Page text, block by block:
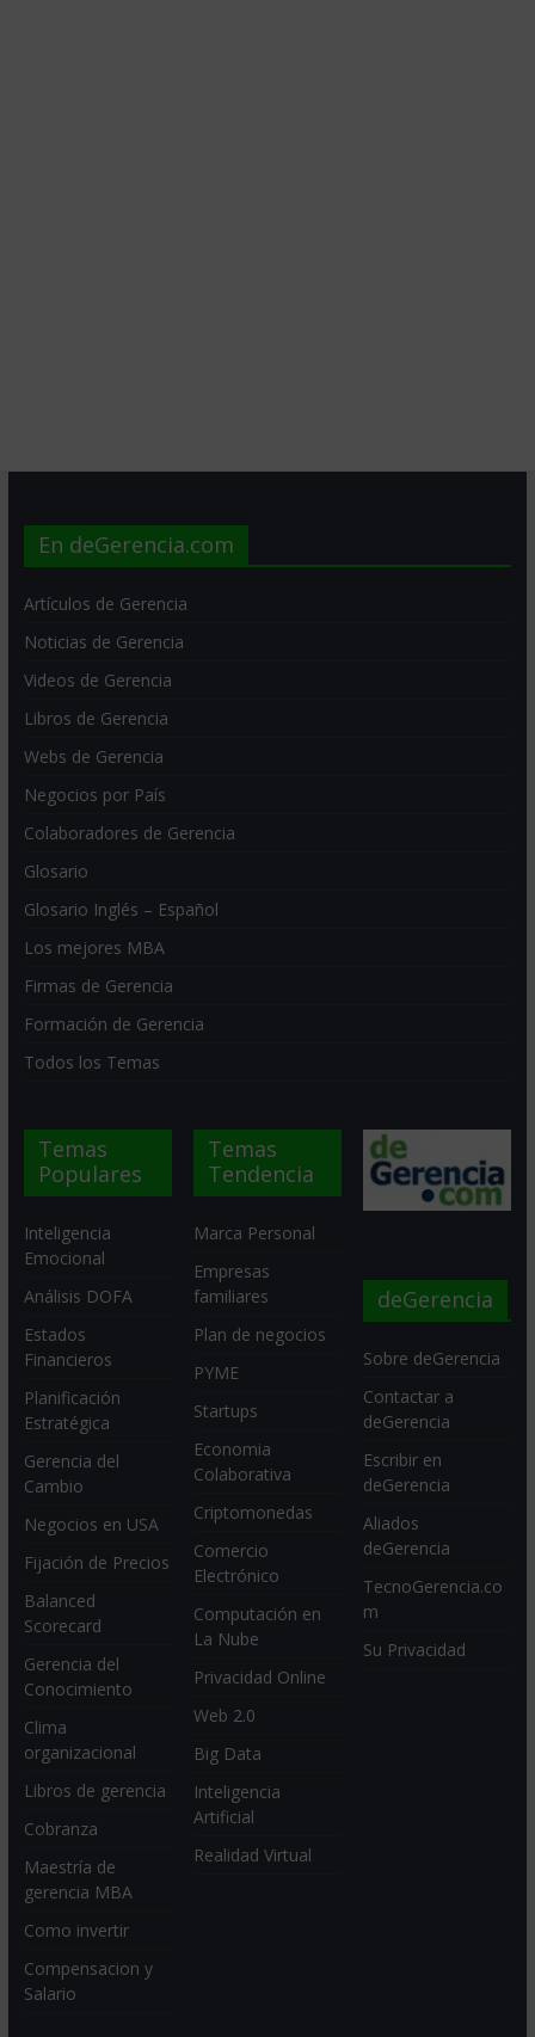
En deGerencia.com
Artículos de Gerencia
Noticias de Gerencia
Videos de Gerencia
Libros de Gerencia
Webs de Gerencia
Negocios por País
Colaboradores de Gerencia
Glosario
Glosario Inglés – Español
Los mejores MBA
Firmas de Gerencia
Formación de Gerencia
Todos los Temas
Temas
Populares
Inteligencia
Emocional
Análisis DOFA
Estados
Financieros
Planificación
Estratégica
Gerencia del
Cambio
Negocios en USA
Fijación de Precios
Balanced
Scorecard
Gerencia del
Conocimiento
Clima
organizacional
Libros de gerencia
Cobranza
Maestría de
gerencia MBA
Como invertir
Compensacion y
Salario
Temas
Tendencia
Marca Personal
Empresas
familiares
Plan de negocios
PYME
Startups
Economia
Colaborativa
Criptomonedas
Comercio
Electrónico
Computación en
La Nube
Privacidad Online
Web 2.0
Big Data
Inteligencia
Artificial
Realidad Virtual
deGerencia
Sobre deGerencia
Contactar a
deGerencia
Escribir en
deGerencia
Aliados
deGerencia
TecnoGerencia.co
m
Su Privacidad